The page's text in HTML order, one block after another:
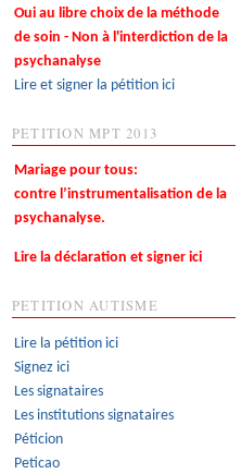
Oui au libre choix de la méthode
de soin - Non à l'interdiction de la
psychanalyse
Lire et signer la pétition ici
PETITION MPT 2013
Mariage pour tous:
contre l’instrumentalisation de la
psychanalyse.
Lire la déclaration et signer ici
PETITION AUTISME
Lire la pétition ici
Signez ici
Les signataires
Les institutions signataires
Péticion
Peticao